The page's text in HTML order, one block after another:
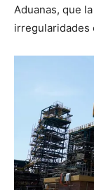
Aduanas, que
irregularidades